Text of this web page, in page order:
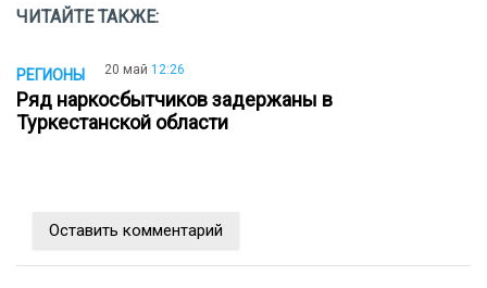
ЧИТАЙТЕ ТАКЖЕ:
РЕГИОНЫ 20 май 12:26
Ряд наркосбытчиков задержаны в
Туркестанской области
Оставить комментарий